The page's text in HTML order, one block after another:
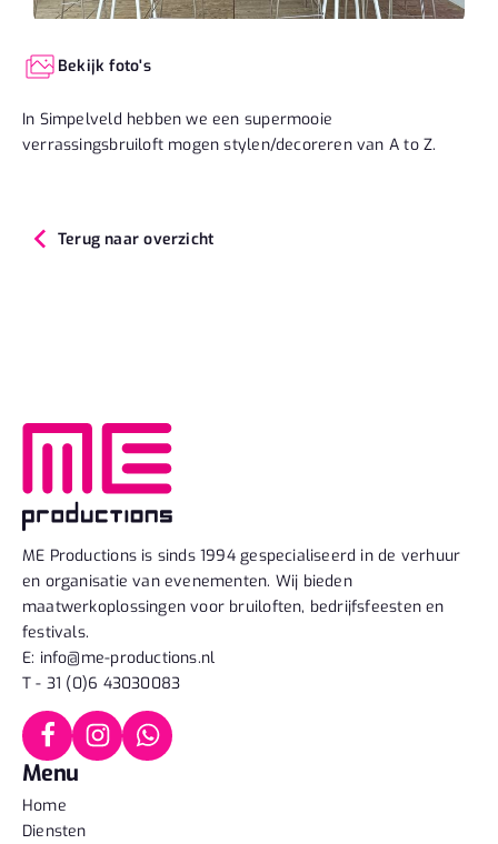
Bekijk foto's
In Simpelveld hebben we een supermooie
verrassingsbruiloft mogen stylen/decoreren van A to Z.
Terug naar overzicht
ME Productions is sinds 1994 gespecialiseerd in de verhuur
en organisatie van evenementen. Wij bieden
maatwerkoplossingen voor bruiloften, bedrijfsfeesten en
festivals.
E: info@me-productions.nl
T - 31 (0)6 43030083
Menu
Home
Diensten